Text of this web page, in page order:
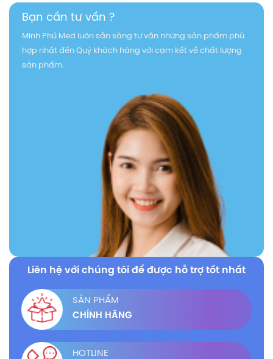
Bạn cần tư vấn ?
Minh Phú Med luôn sẵn sàng tư vấn những sản phẩm phù
hợp nhất đến Quý khách hàng với cam kết về chất lượng
sản phẩm.
Liên hệ với chúng tôi để được hỗ trợ tốt nhất
SẢN PHẨM
CHÍNH HÃNG
HOTLINE